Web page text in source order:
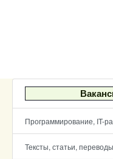
Программирование, IT-
Тексты, статьи, переводы